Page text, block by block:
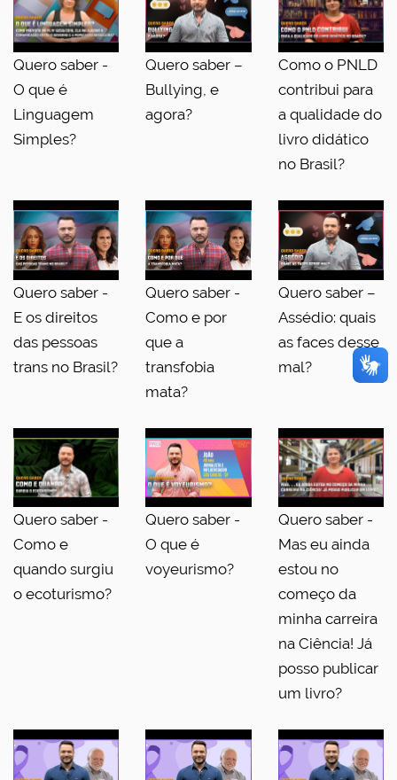
Quero saber -
O que é
Linguagem
Simples?
Quero saber –
Bullying, e
agora?
Como o PNLD
contribui para
a qualidade do
livro didático
no Brasil?
Quero saber -
E os direitos
das pessoas
trans no Brasil?
Quero saber -
Como e por
que a
transfobia
mata?
Quero saber –
Assédio: quais
as faces desse
mal?
Quero saber -
Como e
quando surgiu
o ecoturismo?
Quero saber -
O que é
voyeurismo?
Quero saber -
Mas eu ainda
estou no
começo da
minha carreira
na Ciência! Já
posso publicar
um livro?